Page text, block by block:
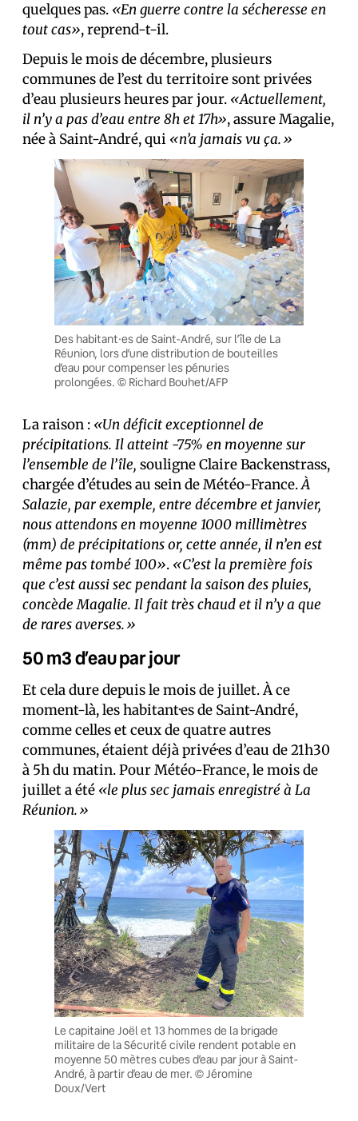
quelques pas. «En guerre contre la sécheresse en
tout cas», reprend-t-il.
Depuis le mois de décembre, plusieurs
communes de l’est du territoire sont privées
d’eau plusieurs heures par jour. «Actuellement,
il n’y a pas d’eau entre 8h et 17h», assure Magalie,
née à Saint-André, qui «n’a jamais vu ça.»
Des habitant·es de Saint-André, sur l’île de La
Réunion, lors d’une distribution de bouteilles
d’eau pour compenser les pénuries
prolongées. © Richard Bouhet/AFP
La raison : «Un déficit exceptionnel de
précipitations. Il atteint -75% en moyenne sur
l’ensemble de l’île, souligne Claire Backenstrass,
chargée d’études au sein de Météo-France.À
Salazie, par exemple, entre décembre et janvier,
nous attendons en moyenne 1000 millimètres
(mm) de précipitations or, cette année, il n’en est
même pas tombé 100». «C’est la première fois
que c’est aussi sec pendant la saison des pluies,
concède Magalie. Il fait très chaud et il n’y a que
de rares averses.»
50 m3 d’eau par jour
Et cela dure depuis le mois de juillet. À ce
moment-là, les habitant·es de Saint-André,
comme celles et ceux de quatre autres
communes, étaient déjà privé·es d’eau de 21h30
à 5h du matin. Pour Météo-France, le mois de
juillet a été «le plus sec jamais enregistré à La
Réunion.»
Le capitaine Joël et 13 hommes de la brigade
militaire de la Sécurité civile rendent potable en
moyenne 50 mètres cubes d’eau par jour à Saint-
André, à partir d’eau de mer. © Jéromine
Doux/Vert